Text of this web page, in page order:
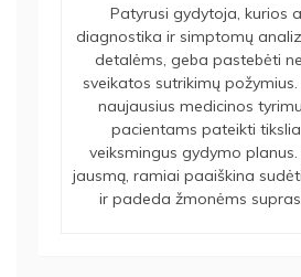
Patyrusi gydytoja, kurios
diagnostika ir simptomų
detalėms, geba pastebėti
sveikatos sutrikimų
naujausius medicinos
pacientams pateikti
veiksmingus gydymo
jausmą, ramiai paaiškina
ir padeda žmonėms